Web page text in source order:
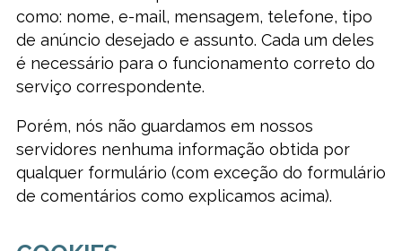
como: nome, e-mail, mensagem, telefone, tipo
de anúncio desejado e assunto. Cada um deles
é necessário para o funcionamento correto do
serviço correspondente.
Porém, nós não guardamos em nossos
servidores nenhuma informação obtida por
qualquer formulário (com exceção do formulário
de comentários como explicamos acima).